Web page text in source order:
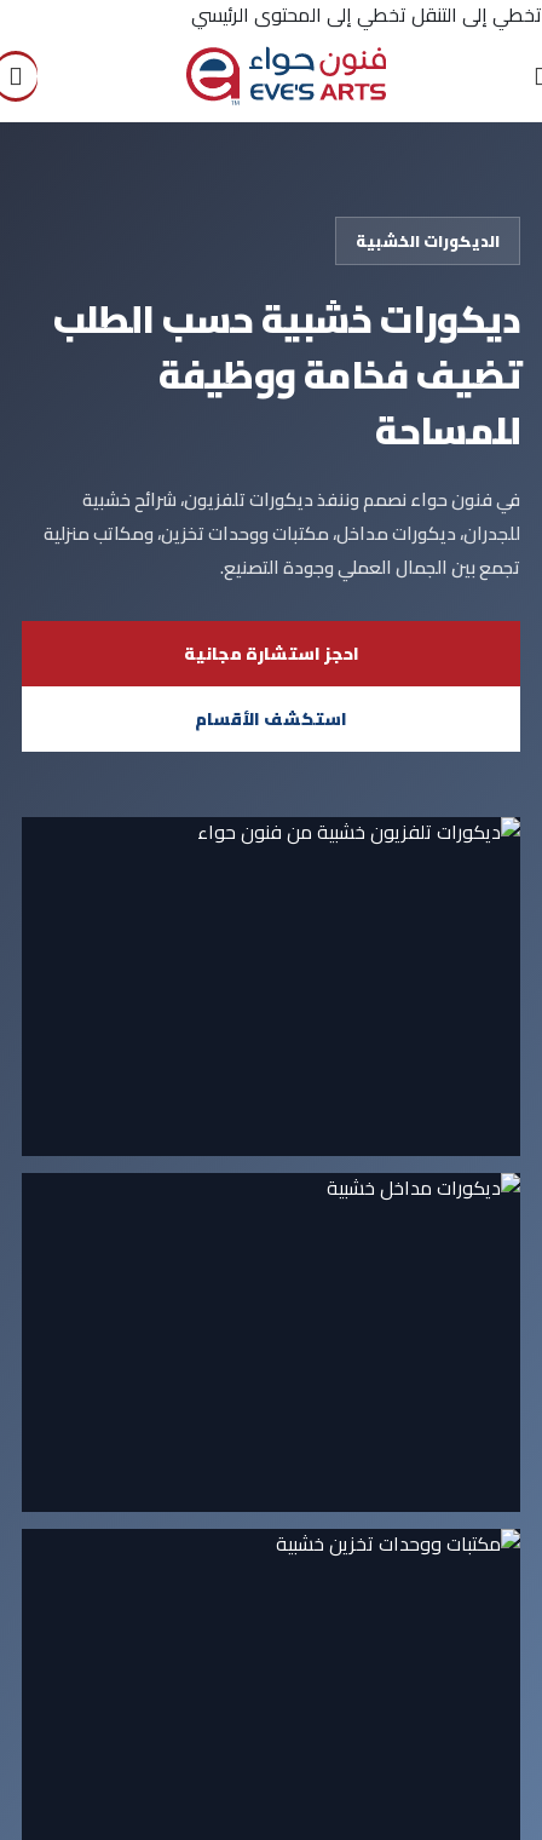
تخطي إلى التنقلتخطي إلى المحتوى الرئيسي
الديكورات الخشبية
ديكورات خشبية حسب الطلب
تضيف فخامة ووظيفة
للمساحة
في فنون حواء نصمم وننفذ ديكورات تلفزيون، شرائح خشبية
للجدران، ديكورات مداخل، مكتبات ووحدات تخزين، ومكاتب منزلية
تجمع بين الجمال العملي وجودة التصنيع.
احجز استشارة مجانية
استكشف الأقسام